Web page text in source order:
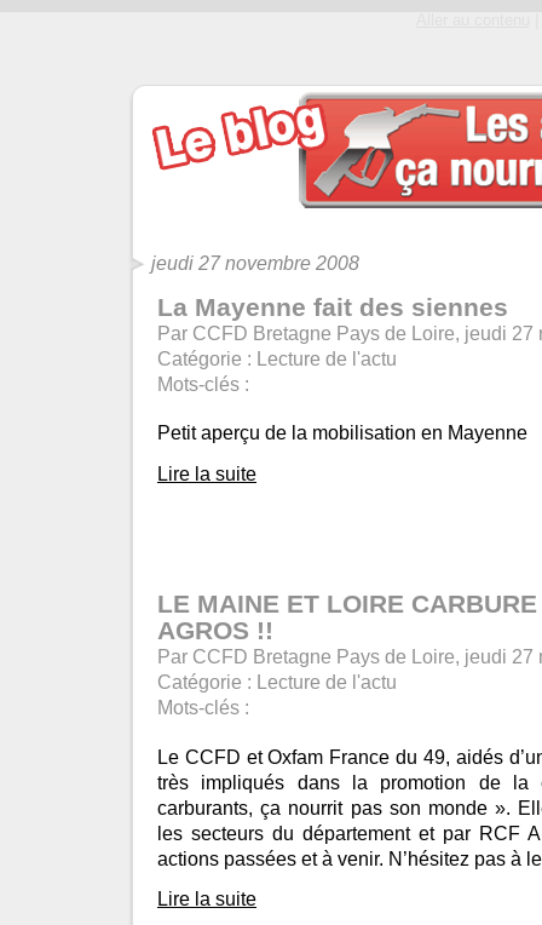
jeudi 27 novembre 2008
La Mayenne fait des siennes
Par CCFD Bretagne Pays de Loire, jeudi 27
Catégorie : Lecture de l'actu
Mots-clés :
Petit aperçu de la mobilisation en Mayenne
Lire la suite
LE MAINE ET LOIRE
AGROS !!
Par CCFD Bretagne Pays de Loire, jeudi 27
Catégorie : Lecture de l'actu
Mots-clés :
Le CCFD et Oxfam France du 49, aidés
très impliqués dans la promotion de la
carburants, ça nourrit pas son monde ».
les secteurs du département et par RCF
actions passées et à venir. N’hésitez pas à
Lire la suite